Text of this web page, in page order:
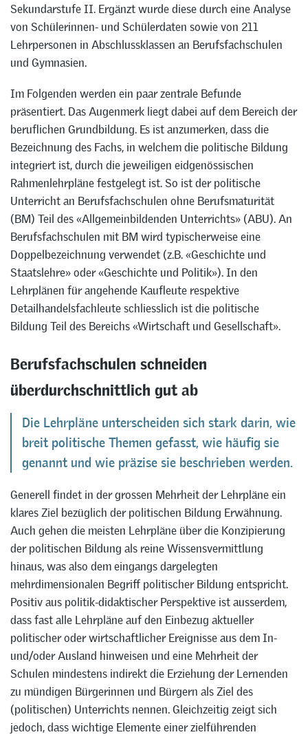
Sekundarstufe II. Ergänzt wurde diese durch eine Analyse
von Schülerinnen- und Schülerdaten sowie von 211
Lehrpersonen in Abschlussklassen an Berufsfachschulen
und Gymnasien.
Im Folgenden werden ein paar zentrale Befunde
präsentiert. Das Augenmerk liegt dabei auf dem Bereich der
beruflichen Grundbildung. Es ist anzumerken, dass die
Bezeichnung des Fachs, in welchem die politische Bildung
integriert ist, durch die jeweiligen eidgenössischen
Rahmenlehrpläne festgelegt ist. So ist der politische
Unterricht an Berufsfachschulen ohne Berufsmaturität
(BM) Teil des «Allgemeinbildenden Unterrichts» (ABU). An
Berufsfachschulen mit BM wird typischerweise eine
Doppelbezeichnung verwendet (z.B. «Geschichte und
Staatslehre» oder «Geschichte und Politik»). In den
Lehrplänen für angehende Kaufleute respektive
Detailhandelsfachleute schliesslich ist die politische
Bildung Teil des Bereichs «Wirtschaft und Gesellschaft».
Berufsfachschulen schneiden
überdurchschnittlich gut ab
Die Lehrpläne unterscheiden sich stark darin, wie
breit politische Themen gefasst, wie häufig sie
genannt und wie präzise sie beschrieben werden.
Generell findet in der grossen Mehrheit der Lehrpläne ein
klares Ziel bezüglich der politischen Bildung Erwähnung.
Auch gehen die meisten Lehrpläne über die Konzipierung
der politischen Bildung als reine Wissensvermittlung
hinaus, was also dem eingangs dargelegten
mehrdimensionalen Begriff politischer Bildung entspricht.
Positiv aus politik-didaktischer Perspektive ist ausserdem,
dass fast alle Lehrpläne auf den Einbezug aktueller
politischer oder wirtschaftlicher Ereignisse aus dem In-
und/oder Ausland hinweisen und eine Mehrheit der
Schulen mindestens indirekt die Erziehung der Lernenden
zu mündigen Bürgerinnen und Bürgern als Ziel des
(politischen) Unterrichts nennen. Gleichzeitig zeigt sich
jedoch, dass wichtige Elemente einer zielführenden